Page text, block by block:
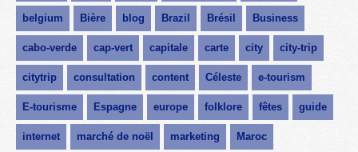
belgium Bière blog Brazil Brésil Business
cabo-verde cap-vert capitale carte city city-trip
citytrip consultation content Céleste e-tourism
E-tourisme Espagne europe folklore fêtes guide
internet marché de noël marketing Maroc